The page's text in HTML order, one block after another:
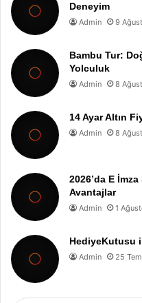
Deneyim
Admin 9
Bambu Tur:
Yolculuk
Admin 8
14 Ayar Altın
Admin 8
2026’da E
Avantajlar
Admin 1
HediyeKutusu
Admin 25